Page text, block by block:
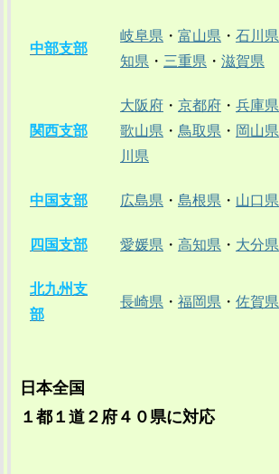
中部支部
岐阜県 ・ 富山県 ・ 石川県
知県 ・ 三重県 ・ 滋賀県
関西支部
大阪府 ・ 京都府 ・ 兵庫県
歌山県 ・ 鳥取県 ・ 岡山県
川県
中国支部 広島県 ・ 島根県 ・ 山口県
四国支部 愛媛県 ・ 高知県 ・ 大分県
北九州支
部
長崎県 ・ 福岡県 ・ 佐賀県
日本全国
１都１道２府４０県に対応